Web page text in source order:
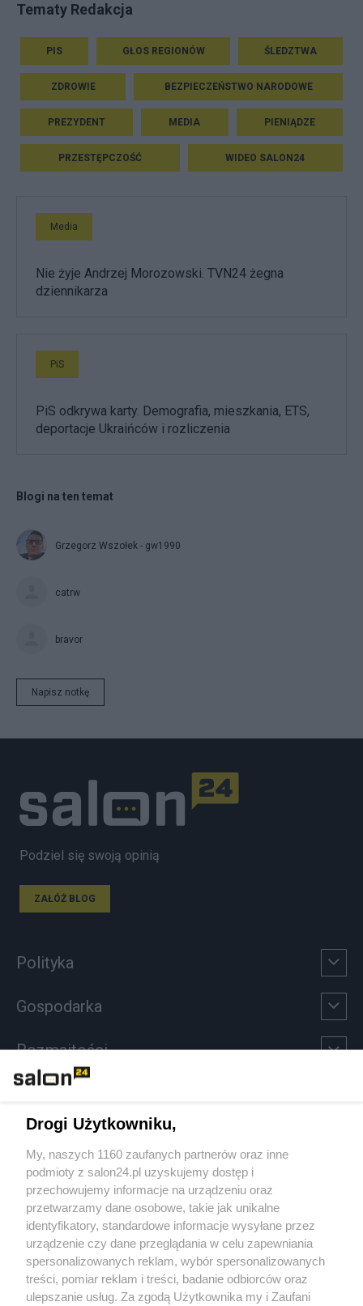
Tematy Redakcja
PIS GŁOS REGIONÓW ŚLEDZTWA
ZDROWIE BEZPIECZEŃSTWO NARODOWE
PREZYDENT MEDIA PIENIĄDZE
PRZESTĘPCZOŚĆ WIDEO SALON24
Media
Nie żyje Andrzej Morozowski. TVN24 żegna
dziennikarza
PiS
PiS odkrywa karty. Demografia, mieszkania, ETS,
deportacje Ukraińców i rozliczenia
Blogi na ten temat
Grzegorz Wszołek - gw1990
catrw
bravor
Napisz notkę
Podziel się swoją opinią
ZAŁÓŻ BLOG
Polityka
Gospodarka
Rozmaitości
Sport
Społeczeństwo
Kultura
Drogi Użytkowniku,
My, naszych 1160 zaufanych partnerów oraz inne
podmioty z salon24.pl uzyskujemy dostęp i
przechowujemy informacje na urządzeniu oraz
przetwarzamy dane osobowe, takie jak unikalne
identyfikatory, standardowe informacje wysyłane przez
urządzenie czy dane przeglądania w celu zapewniania
spersonalizowanych reklam, wybór spersonalizowanych
treści, pomiar reklam i treści, badanie odbiorców oraz
ulepszanie usług. Za zgodą Użytkownika my i Zaufani